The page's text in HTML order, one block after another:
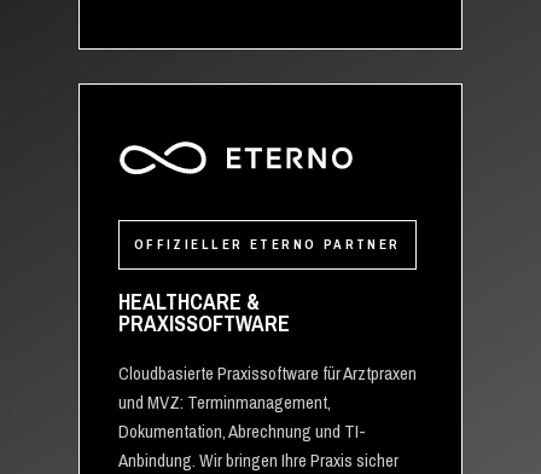
OFFIZIELLER ETERNO PARTNER
HEALTHCARE &
PRAXISSOFTWARE
Cloudbasierte Praxissoftware für Arztpraxen
und MVZ: Terminmanagement,
Dokumentation, Abrechnung und TI-
Anbindung. Wir bringen Ihre Praxis sicher